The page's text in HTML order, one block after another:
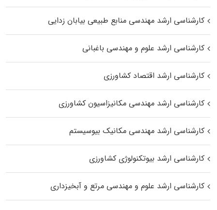
کارشناسی ارشد مهندسی منابع طبیعی بیابان زدایی
کارشناسی ارشد علوم و مهندسی باغبانی
کارشناسی ارشد اقتصاد کشاورزی
کارشناسی ارشد مهندسی مکانیزاسیون کشاورزی
کارشناسی ارشد مهندسی مکانیک بیوسیستم
کارشناسی ارشد بیوتکنولوژی کشاورزی
کارشناسی ارشد علوم و مهندسی مرتع و آبخیزداری